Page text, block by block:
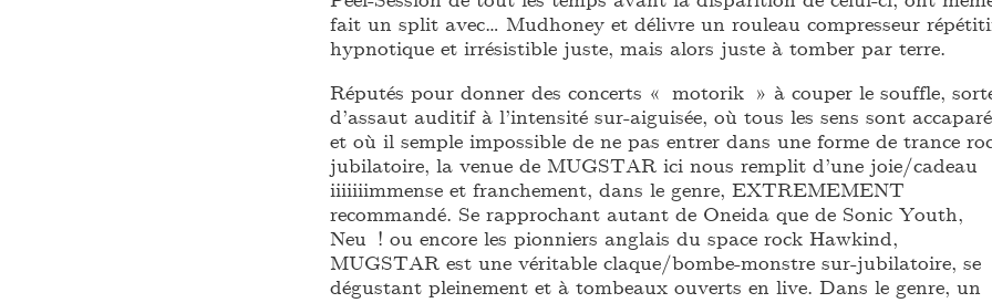
fait un split avec… Mudhoney et délivre un rouleau compresseur
hypnotique et irrésistible juste, mais alors juste à tomber par terre.
Réputés pour donner des concerts « motorik » à couper le souffle,
d’assaut auditif à l’intensité sur-aiguisée, où tous les sens sont
et où il semple impossible de ne pas entrer dans une forme de trance
jubilatoire, la venue de MUGSTAR ici nous remplit d’une joie/cadeau
iiiiiiimmense et franchement, dans le genre, EXTREMEMENT
recommandé. Se rapprochant autant de Oneida que de Sonic Youth,
Neu ! ou encore les pionniers anglais du space rock Hawkind,
MUGSTAR est une véritable claque/bombe-monstre sur-jubilatoire, se
dégustant pleinement et à tombeaux ouverts en live. Dans le genre, un